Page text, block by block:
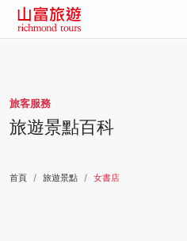
旅客服務
旅遊景點百科
首頁 旅遊景點 女書店